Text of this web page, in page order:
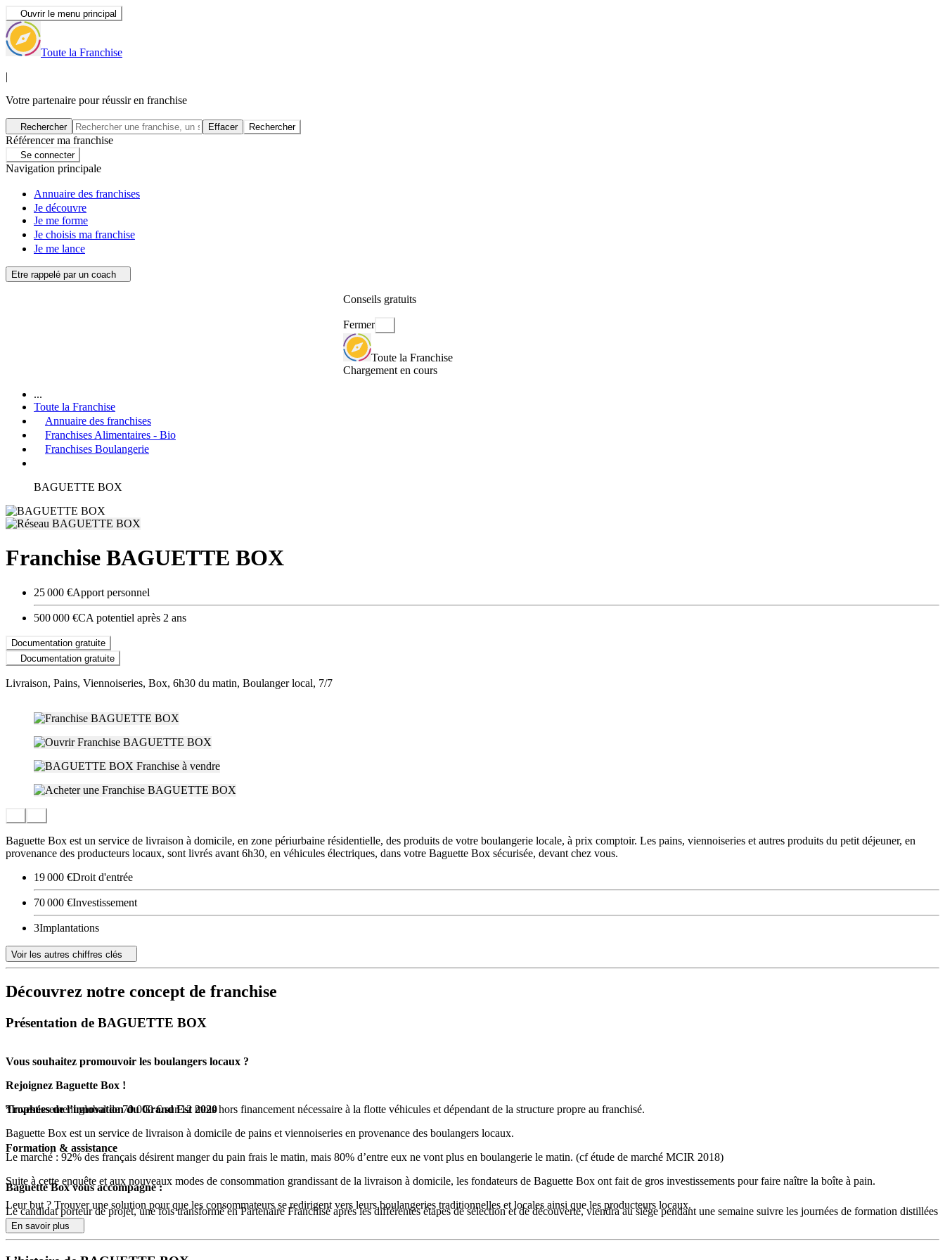
Ouvrir le menu principal
Toute la Franchise
|
Votre partenaire pour réussir en franchise
Rechercher Effacer Rechercher
Référencer ma franchise
Se connecter
Navigation principale
Annuaire des franchises
Je découvre
Je me forme
Je choisis ma franchise
Je me lance
Etre rappelé par un coach
Conseils gratuits
Fermer
Toute la Franchise
Chargement en cours
...
Toute la Franchise
Annuaire des franchises
Franchises Alimentaires - Bio
Franchises Boulangerie
BAGUETTE BOX
Franchise BAGUETTE BOX
25 000 €Apport personnel
500 000 €CA potentiel après 2 ans
Documentation gratuite
Documentation gratuite
Livraison, Pains, Viennoiseries, Box, 6h30 du matin, Boulanger local, 7/7
Baguette Box est un service de livraison à domicile, en zone périurbaine résidentielle, des produits de votre boulangerie locale, à prix comptoir. Les pains, viennoiseries et autres produits du petit déjeuner, en
provenance des producteurs locaux, sont livrés avant 6h30, en véhicules électriques, dans votre Baguette Box sécurisée, devant chez vous.
19 000 €Droit d'entrée
70 000 €Investissement
3Implantations
Voir les autres chiffres clés
Découvrez notre concept de franchise
Présentation de BAGUETTE BOX
Vous souhaitez promouvoir les boulangers locaux ?
Rejoignez Baguette Box !
Trophées de l’innovation du Grand Est 2020
Baguette Box est un service de livraison à domicile de pains et viennoiseries en provenance des boulangers locaux.
Le marché : 92% des français désirent manger du pain frais le matin, mais 80% d’entre eux ne vont plus en boulangerie le matin. (cf étude de marché MCIR 2018)
Suite à cette enquête et aux nouveaux modes de consommation grandissant de la livraison à domicile, les fondateurs de Baguette Box ont fait de gros investissements pour faire naître la boîte à pain.
Leur but ? Trouver une solution pour que les consommateurs se redirigent vers leurs boulangeries traditionnelles et locales ainsi que les producteurs locaux.
Les engagements et les valeurs de Baguette Box :
*Investissement global de 70 000 € sur 12 mois hors financement nécessaire à la flotte véhicules et dépendant de la structure propre au franchisé.
Formation & assistance
Baguette Box vous accompagne :
Le candidat porteur de projet, une fois transformé en Partenaire Franchisé après les différentes étapes de sélection et de découverte, viendra au siège pendant une semaine suivre les journées de formation distillées
par chaque responsable de service.
En savoir plus